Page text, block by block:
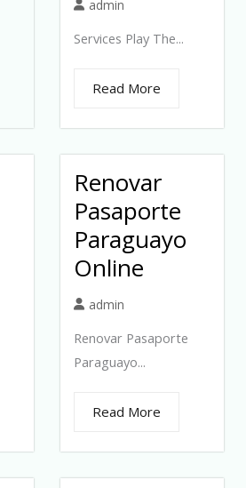
admin
Services Play The...
Read More
Renovar
Pasaporte
Paraguayo
Online
admin
Renovar Pasaporte
Paraguayo...
Read More